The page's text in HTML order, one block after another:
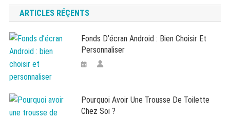
ARTICLES RÉÇENTS
Fonds D’écran Android : Bien Choisir Et
Personnaliser
Pourquoi Avoir Une Trousse De Toilette
Chez Soi ?